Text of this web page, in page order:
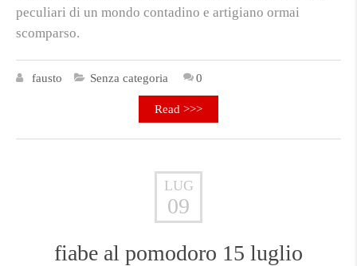
peculiari di un mondo contadino e artigiano ormai
scomparso.
fausto Senza categoria 0
Read >>>
LUG
09
fiabe al pomodoro 15 luglio